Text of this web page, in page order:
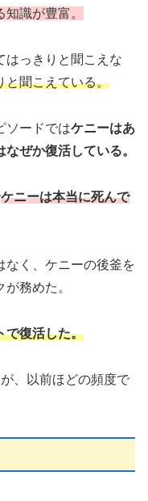
識が豊富。
はっきりと聞こえな
と聞こえている。
ソードではケニーはあ
ぜか復活している。
ケニーは本当に死んで
なく、ケニーの後釜を
務めた。
で復活した。
、以前ほどの頻度で